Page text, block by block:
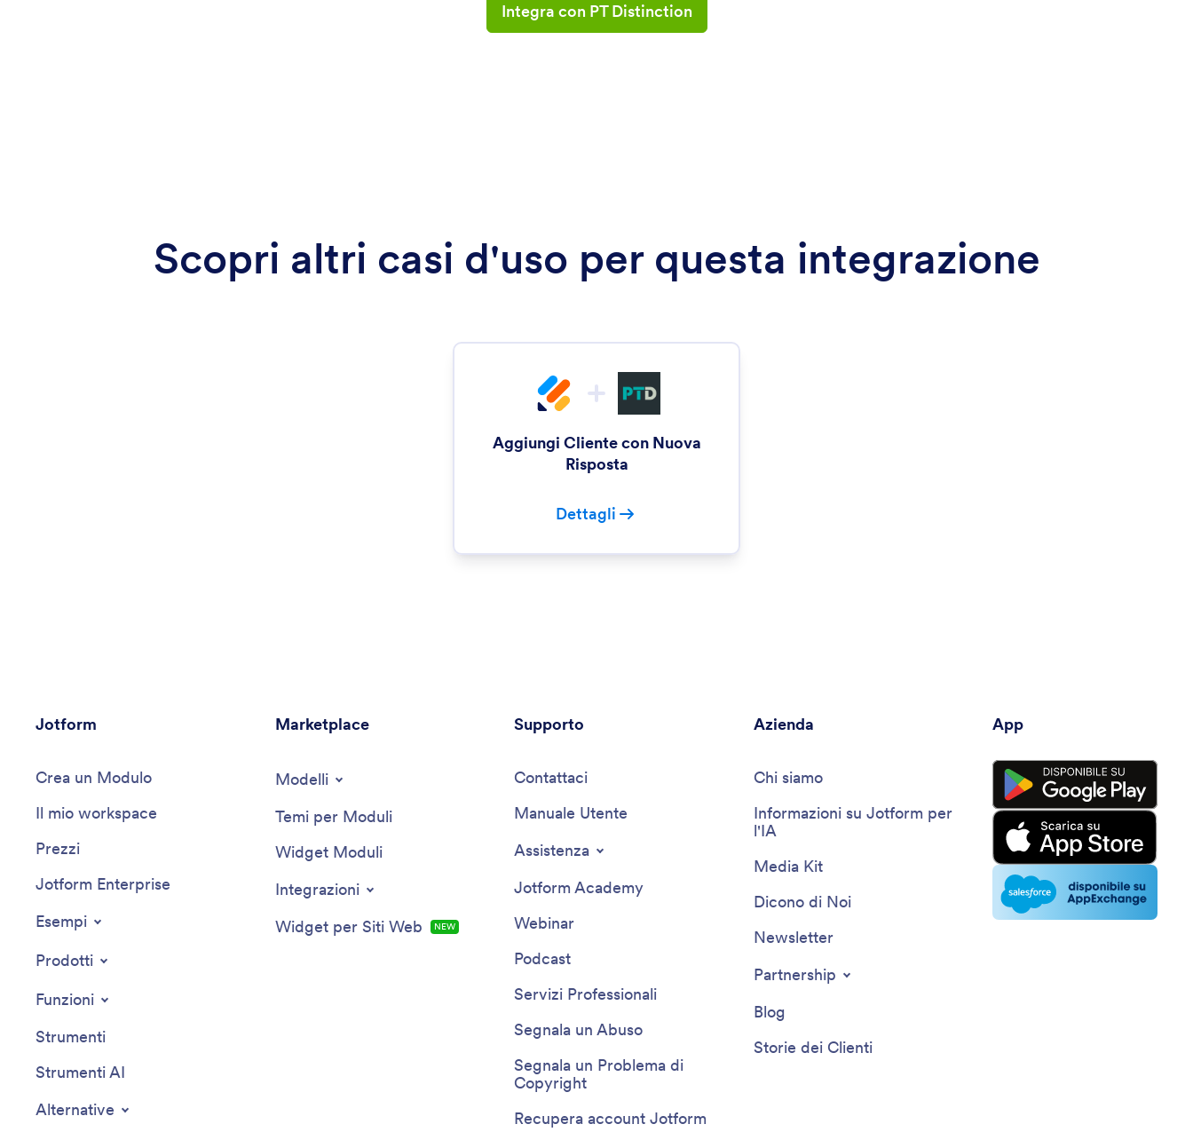
Integra con PT Distinction
Scopri altri casi d'uso per questa integrazione
Aggiungi Cliente con Nuova
Risposta
Dettagli
Jotform
Crea un Modulo
Il mio workspace
Prezzi
Jotform Enterprise
Esempi
Prodotti
Funzioni
Strumenti
Strumenti AI
Alternative
Marketplace
Modelli
Temi per Moduli
Widget Moduli
Integrazioni
Widget per Siti Web
NEW
Supporto
Contattaci
Manuale Utente
Assistenza
Jotform Academy
Webinar
Podcast
Servizi Professionali
Segnala un Abuso
Segnala un Problema di
Copyright
Recupera account Jotform
Azienda
Chi siamo
Informazioni su Jotform per
l'IA
Media Kit
Dicono di Noi
Newsletter
Partnership
Blog
Storie dei Clienti
App